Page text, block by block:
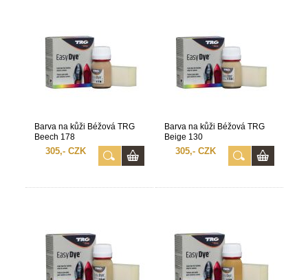
Barva na kůži Béžová TRG
Beech 178
305,- CZK
Barva na kůži Béžová TRG
Beige 130
305,- CZK